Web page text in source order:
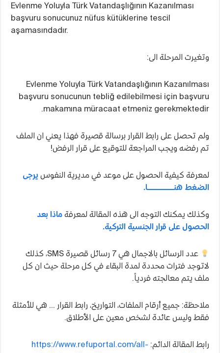
Evlenme Yoluyla Türk Vatandaşlığının Kazanılması
başvuru sonucunuz nüfus kütüklerine tescil
aşamasındadır.
وتغيرت المرحلة الى:
Evlenme Yoluyla Türk Vatandaşlığının Kazanılması
başvuru sonucunun tebliğ edilebilmesi için başvuru
makamına müracaat etmeniz gerekmektedir.
ولم تحصل على رابط القرار برسالة قصيرة فهذا يعني ان الملف
تم رفضه ويجب المراجعة للتوقيع على قرار الرفض!
لمعرفة كيفية الحصول على موعد في مديرية النفوس يرجى
الضغط هنــــــــــــــــــا.
وكذلك يمكنك التوجه الى هذه المقالة لمعرفة ماذا بعد
الحصول على قرار الجنسية التركية.
عدد الرسائل بالاجمال هي 7 رسائل قصيرة SMS، كذلك
لاتوجد فترات محددة لمدة البقاء في كل مرحلة حيث ان كل
ملف يتم معالجته فردياً.
ملاحظة: جميع أرقام الملفات، التواريخ، رابط القرار … هي للأمثلة
فقط وليس عائدة لشخص معين على الأطلاق.
رابط المقالة الدائم: https://www.refuportal.com/all-